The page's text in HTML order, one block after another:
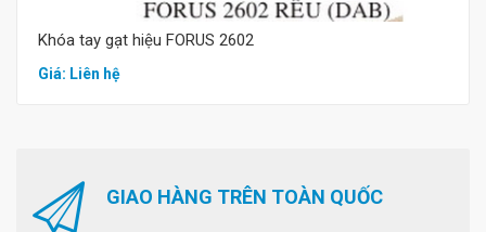
Khóa tay gạt hiệu FORUS 2602
Giá: Liên hệ
GIAO HÀNG TRÊN TOÀN QUỐC